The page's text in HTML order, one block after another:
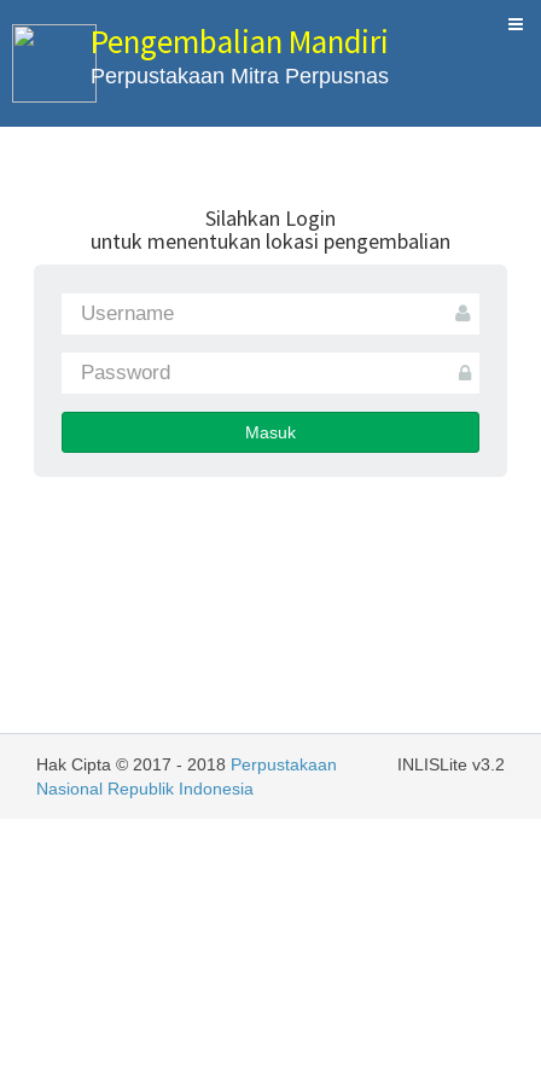
Pengembalian Mandiri
Perpustakaan Mitra Perpusnas
Silahkan Login
untuk menentukan lokasi pengembalian
Masuk
INLISLite v3.2
Hak Cipta © 2017 - 2018 Perpustakaan
Nasional Republik Indonesia